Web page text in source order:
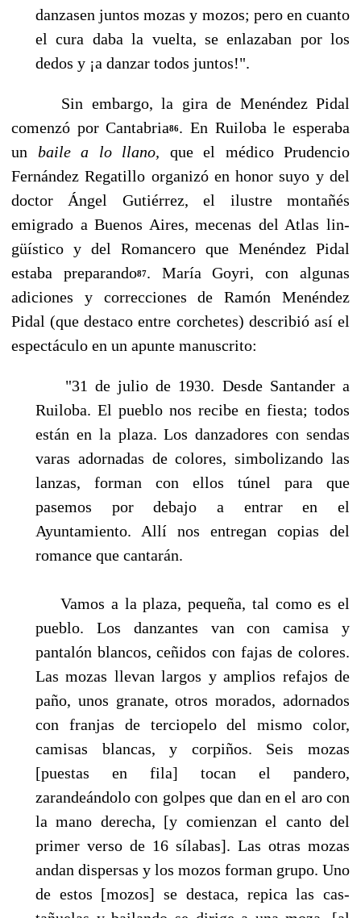
danzasen juntos mozas y mozos; pero en cuanto
el cura daba la vuelta, se enlazaban por los
dedos y ¡a danzar todos juntos!".
Sin embargo, la gira de Menéndez Pidal
comenzó por Cantabria86. En Ruiloba le esperaba
un baile a lo llano, que el médico Prudencio
Fernández Regatillo organizó en honor suyo y del
doctor Ángel Gutiérrez, el ilustre montañés
emigrado a Buenos Aires, mecenas del Atlas lin­
güístico y del Romancero que Menéndez Pidal
estaba preparando87. María Goyri, con algunas
adiciones y correcciones de Ramón Menéndez
Pidal (que destaco entre corchetes) describió así el
espectáculo en un apunte manuscrito:
"31 de julio de 1930. Desde Santander a
Ruiloba. El pueblo nos recibe en fiesta; todos
es­tán en la plaza. Los danzadores con sendas
varas adornadas de colores, simbolizando las
lan­zas, forman con ellos túnel para que
pasemos por debajo a entrar en el
Ayuntamiento. Allí nos entregan copias del
romance que cantarán.
Vamos a la plaza, pequeña, tal como es el
pueblo. Los danzantes van con camisa y
pantalón blancos, ceñidos con fajas de colores.
Las mozas llevan largos y amplios refajos de
paño, unos granate, otros morados, adornados
con franjas de terciopelo del mismo color,
camisas blancas, y corpiños. Seis mozas
[puestas en fila] tocan el pandero,
zarandeándolo con golpes que dan en el aro con
la mano derecha, [y comienzan el canto del
primer verso de 16 sílabas]. Las otras mo­zas
andan dispersas y los mozos forman grupo. Uno
de estos [mozos] se destaca, repica las cas­